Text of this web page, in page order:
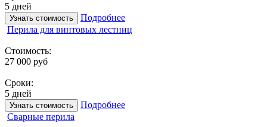
5 дней
Узнать стоимость
Подробнее
Перила для винтовых лестниц
Стоимость:
27 000 руб
Сроки:
5 дней
Узнать стоимость
Подробнее
Сварные перила